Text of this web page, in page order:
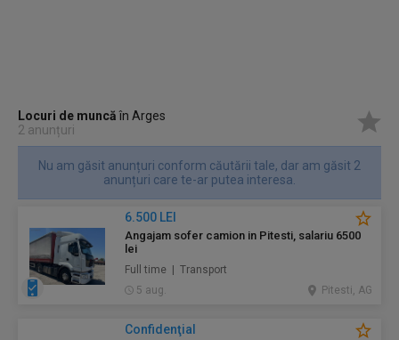
Locuri de muncăîn Arges
2 anunțuri
Nu am găsit anunțuri conform căutării tale, dar am găsit 2
anunțuri care te-ar putea interesa.
6.500 LEI
Angajam sofer camion in Pitesti, salariu 6500
lei
Full time | Transport
5 aug.
Pitesti, AG
Confidenţial